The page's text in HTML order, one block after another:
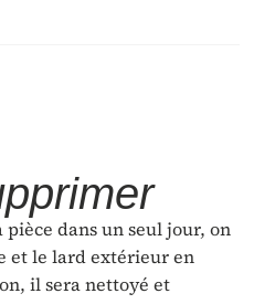
pièce dans un seul jour, on
et le lard extérieur en
il sera nettoyé et